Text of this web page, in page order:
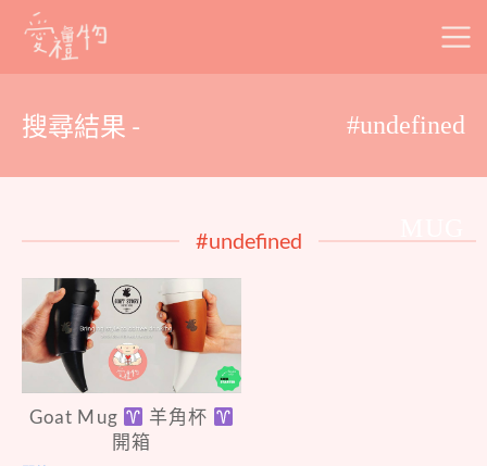
Skip
搜尋結果 - #undefined
#undefined
Goat Mug
羊角杯
開箱